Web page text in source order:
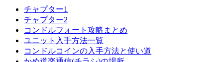
チャプター1
チャプター2
コンドルフォート攻略まとめ
ユニット入手方法一覧
コンドルコインの入手方法と使い道